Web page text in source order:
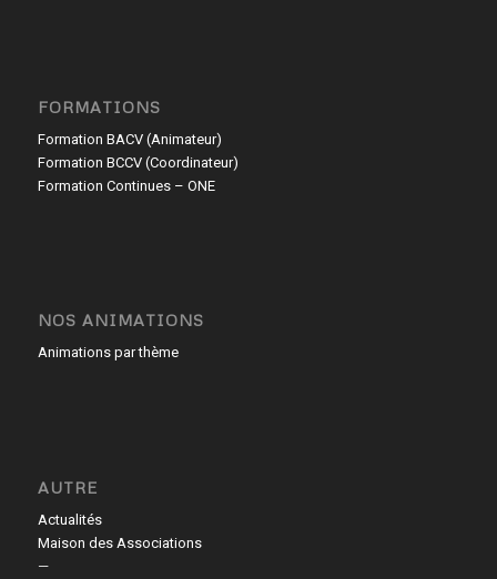
FORMATIONS
Formation BACV (Animateur)
Formation BCCV (Coordinateur)
Formation Continues – ONE
NOS ANIMATIONS
Animations par thème
AUTRE
Actualités
Maison des Associations
—